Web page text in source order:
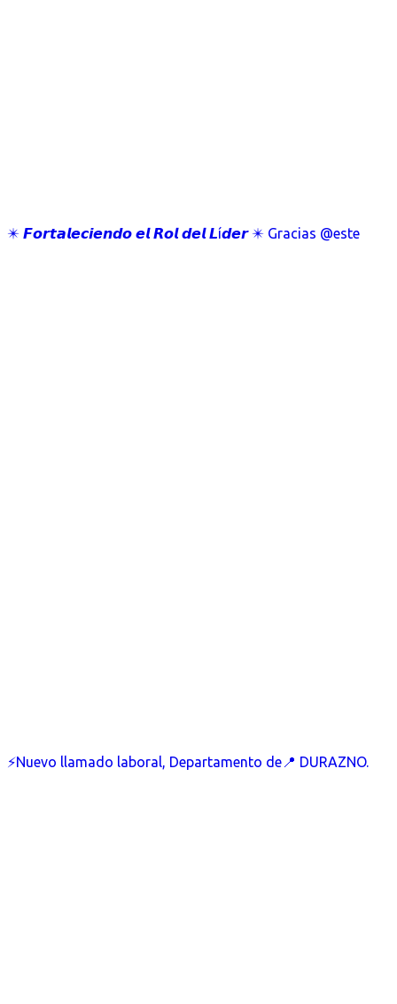
✴️ 𝙁𝙤𝙧𝙩𝙖𝙡𝙚𝙘𝙞𝙚𝙣𝙙𝙤 𝙚𝙡 𝙍𝙤𝙡 𝙙𝙚𝙡 𝙇í𝙙𝙚𝙧 ✴️ Gracias @este
⚡Nuevo llamado laboral, Departamento de📍 DURAZNO.